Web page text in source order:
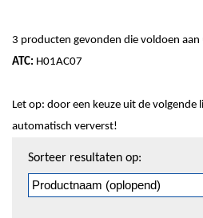
3 producten gevonden die voldoen
ATC: H01AC07
Let op: door een keuze uit de
automatisch ververst!
pagineren
Sorteer resultaten op: